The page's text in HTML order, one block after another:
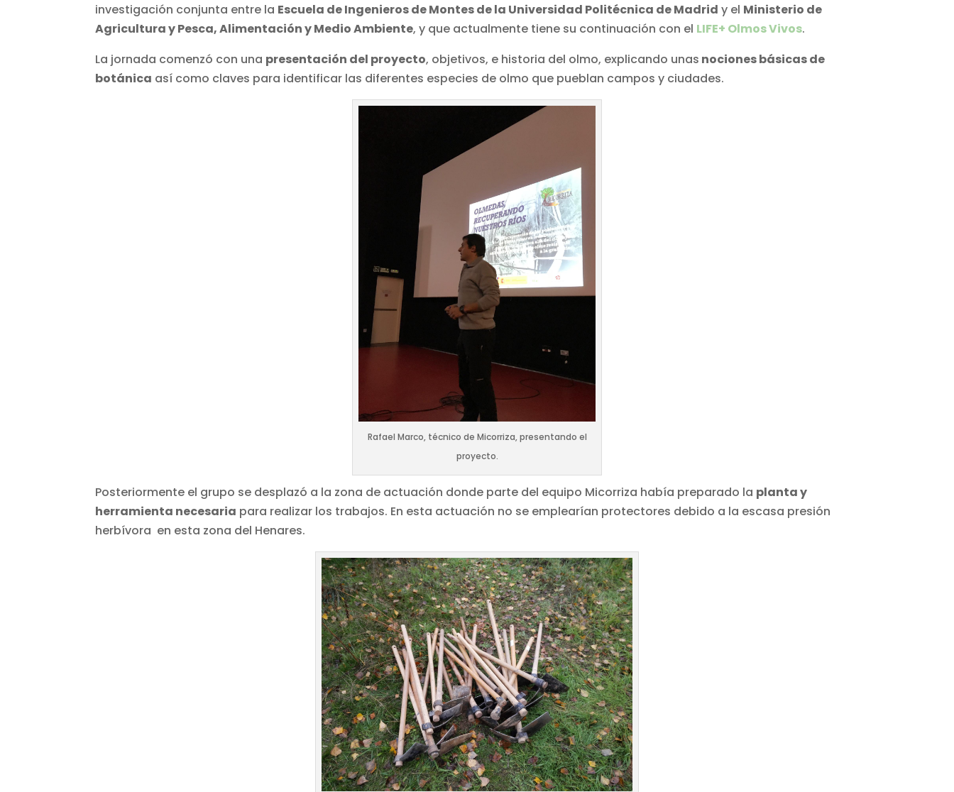
investigación conjunta entre la Escuela de Ingenieros de Montes de la Universidad Politécnica de Madrid y el Ministerio de
Agricultura y Pesca, Alimentación y Medio Ambiente, y que actualmente tiene su continuación con el LIFE+ Olmos Vivos.
La jornada comenzó con una presentación del proyecto, objetivos, e historia del olmo, explicando unas nociones básicas de
botánica así como claves para identificar las diferentes especies de olmo que pueblan campos y ciudades.
Rafael Marco, técnico de Micorriza, presentando el
proyecto.
Posteriormente el grupo se desplazó a la zona de actuación donde parte del equipo Micorriza había preparado la planta y
herramienta necesaria para realizar los trabajos. En esta actuación no se emplearían protectores debido a la escasa presión
herbívora en esta zona del Henares.